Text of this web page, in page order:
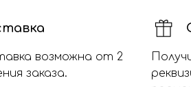
возможна от 2
заказа.